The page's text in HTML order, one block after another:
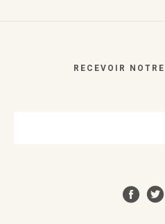
RECEVOIR